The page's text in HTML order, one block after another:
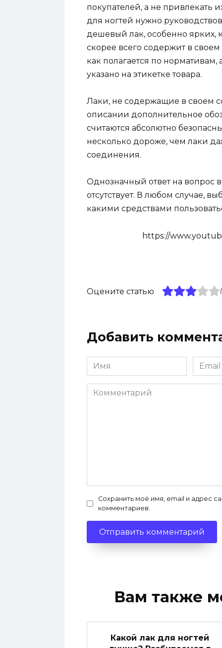
покупателей, а не привлекать
для ногтей нужно
дешевый лак, особенно ярких,
скорее всего содержит в
как полагается по
указано на этикетке товара.
Лаки, не содержащие в своем
описании дополнительное
считаются абсолютно
несколько дороже, чем лаки
соединения.
Однозначный ответ на вопрос
отсутствует. В любом случае,
какими средствами
https://
Оцените статью
Добавить
Имя
*
Email
*
Комментарий
Сохранить моё имя, email и адрес
комментариев.
Вам также
Какой лак для ногтей